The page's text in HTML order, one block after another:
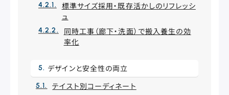
標準サイズ採用・既存活かしのリフレッシ
ュ
同時工事（廊下・洗面）で搬入養生の効
率化
デザインと安全性の両立
テイスト別コーディネート